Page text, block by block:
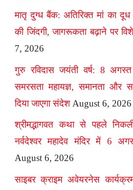
मातृ दुग्ध बैंक: अतिरिक्त मां का
की जिंदगी, जागरूकता बढ़ाने पर
7, 2026
गुरु रविदास जयंती वर्ष: 8
समरसता महायज्ञ, समानता और
दिया जाएगा संदेश August 6, 2026
श्रीमद्भागवत कथा से पहले
नर्वदेश्वर महादेव मंदिर में 6
August 6, 2026
साइबर क्राइम अवेयरनेस